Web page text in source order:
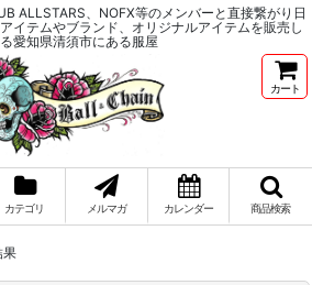
ALLSTARS、NOFX等のメンバーと直接繋がり日
イテムやブランド、オリジナルアイテムを販売し
愛知県清須市にある服屋
カート
カテゴリ メルマガ カレンダー 商品検索
果